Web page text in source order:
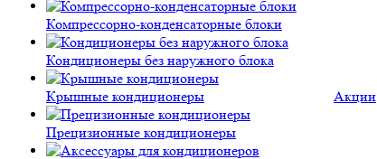
Компрессорно-конденсаторные блоки
Кондиционеры без наружного блока
Крышные кондиционеры
Прецизионные кондиционеры
Акции